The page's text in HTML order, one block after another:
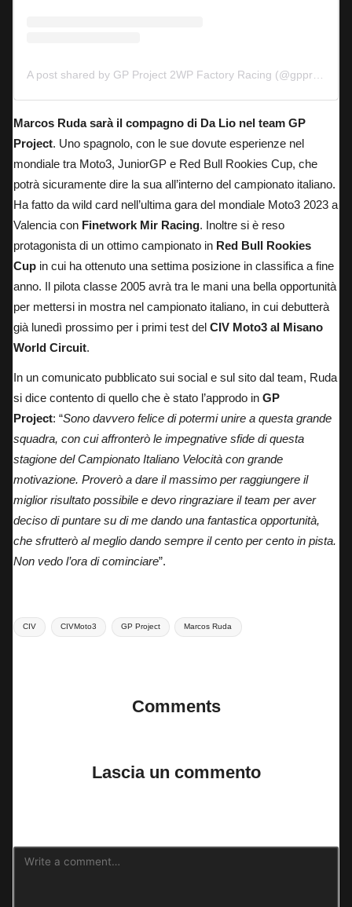
Marcos Ruda sarà il compagno di Da Lio nel team GP
Project. Uno spagnolo, con le sue dovute esperienze nel
mondiale tra Moto3, JuniorGP e Red Bull Rookies Cup, che
potrà sicuramente dire la sua all’interno del campionato italiano.
Ha fatto da wild card nell’ultima gara del mondiale Moto3 2023 a
Valencia con Finetwork Mir Racing. Inoltre si è reso
protagonista di un ottimo campionato in Red Bull Rookies
Cup in cui ha ottenuto una settima posizione in classifica a fine
anno. Il pilota classe 2005 avrà tra le mani una bella opportunità
per mettersi in mostra nel campionato italiano, in cui debutterà
già lunedì prossimo per i primi test del CIV Moto3 al Misano
World Circuit.
In un comunicato pubblicato sui social e sul sito dal team, Ruda
si dice contento di quello che è stato l’approdo in GP
Project: “Sono davvero felice di potermi unire a questa grande
squadra, con cui affronterò le impegnative sfide di questa
stagione del Campionato Italiano Velocità con grande
motivazione. Proverò a dare il massimo per raggiungere il
miglior risultato possibile e devo ringraziare il team per aver
deciso di puntare su di me dando una fantastica opportunità,
che sfrutterò al meglio dando sempre il cento per cento in pista.
Non vedo l’ora di cominciare”.
Tags:
CIV CIVMoto3 GP Project Marcos Ruda
Comments
Lascia un commento